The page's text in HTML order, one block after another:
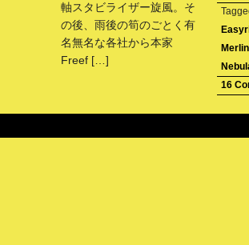
Merlin
16
軸スタビライザー旋風。そ
の後、雨後の筍のごとく有
名無名な各社から本家
Freef […]